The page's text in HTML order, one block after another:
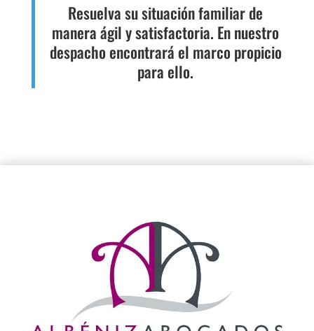
Resuelva su situación familiar de
manera ágil y satisfactoria. En nuestro
despacho encontrará el marco propicio
para ello.